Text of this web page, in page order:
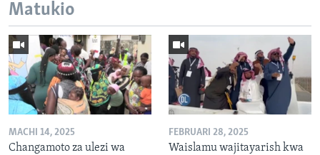
Matukio
MACHI 14, 2025
Changamoto za ulezi wa
FEBRUARI 28, 2025
Waislamu wajitayarish kwa